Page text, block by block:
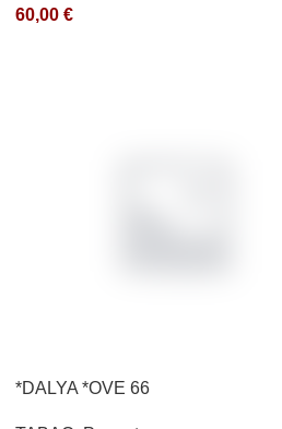
60,00 €
*DALYA *OVE 66